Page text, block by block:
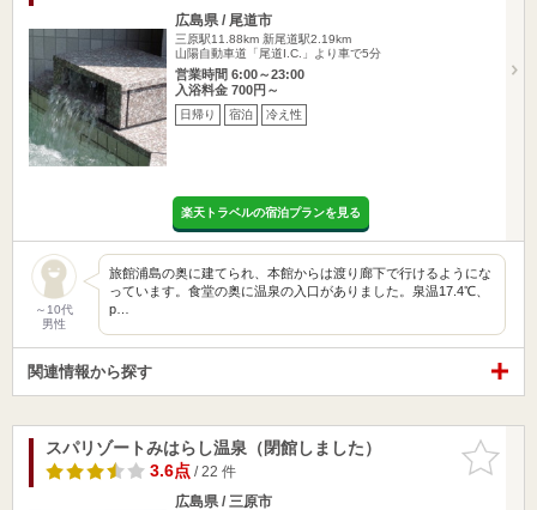
広島県 / 尾道市
三原駅11.88km 新尾道駅2.19km
山陽自動車道「尾道I.C.」より車で5分
営業時間 6:00～23:00
入浴料金 700円～
日帰り 宿泊 冷え性
楽天トラベルの宿泊プランを見る
～10代
男性
旅館浦島の奥に建てられ、本館からは渡り廊下で行けるようにな
っています。食堂の奥に温泉の入口がありました。泉温17.4℃、
p…
関連情報から探す
お気に入
りに追加
スパリゾートみはらし温泉（閉館しました）
3.6点/ 22 件
広島県 / 三原市